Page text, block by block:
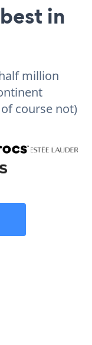
in
million
course not)